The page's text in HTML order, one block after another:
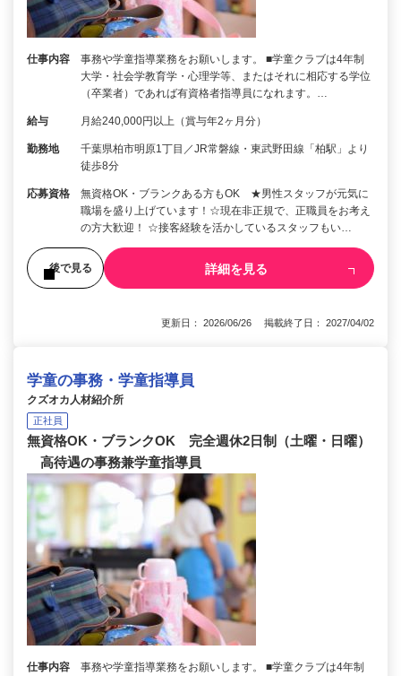
仕事内容
事務や学童指導業務をお願いします。 ■学童クラブは4年制
大学・社会学教育学・心理学等、またはそれに相応する学位
（卒業者）であれば有資格者指導員になれます。…
給与 月給240,000円以上（賞与年2ヶ月分）
勤務地
千葉県柏市明原1丁目／JR常磐線・東武野田線「柏駅」より
徒歩8分
応募資格
無資格OK・ブランクある方もOK ★男性スタッフが元気に
職場を盛り上げています！☆現在非正規で、正職員をお考え
の方大歓迎！ ☆接客経験を活かしているスタッフもい…
後で見る 詳細を見る
更新日： 2026/06/26 掲載終了日： 2027/04/02
学童の事務・学童指導員
クズオカ人材紹介所
正社員
無資格OK・ブランクOK 完全週休2日制（土曜・日曜）
高待遇の事務兼学童指導員
仕事内容
事務や学童指導業務をお願いします。 ■学童クラブは4年制